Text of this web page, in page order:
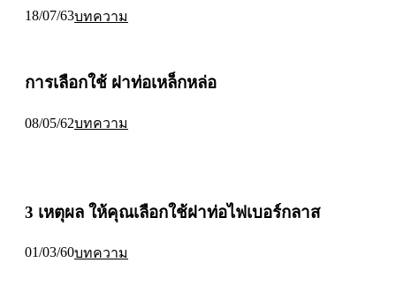
18/07/63บทความ
การเลือกใช้ ฝาท่อเหล็กหล่อ
08/05/62บทความ
3 เหตุผล ให้คุณเลือกใช้ฝาท่อไฟเบอร์กลาส
01/03/60บทความ